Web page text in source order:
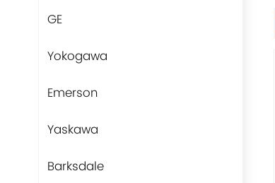
GE
Yokogawa
Emerson
Yaskawa
Barksdale